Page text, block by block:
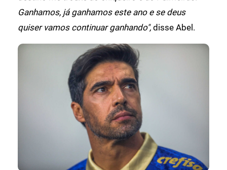
Ganhamos, já ganhamos este ano e se deus
quiser vamos continuar ganhando", disse Abel.